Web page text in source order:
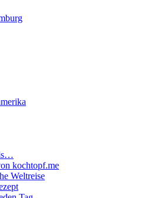
kochtopf.me
Weltreise